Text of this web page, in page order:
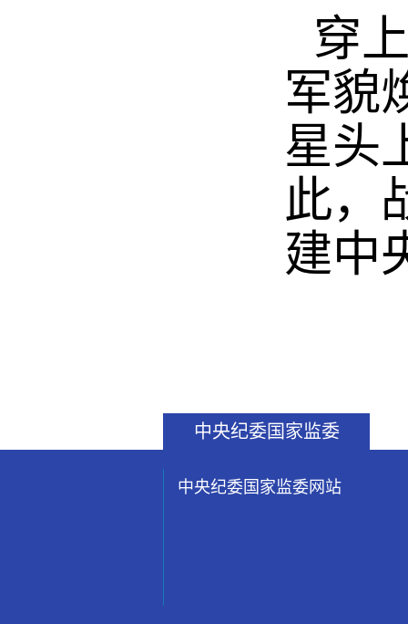
穿
军貌
星头
此，
建中
中央纪委国家监委
中央纪委国家监委网站